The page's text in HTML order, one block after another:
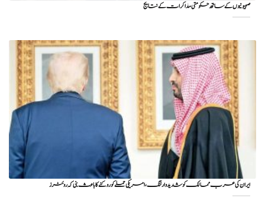
صہیونیوں کے ساتھ حکومتی مذاکرات کے نتایج
ایران کی عرب ممالک کو شدید وارننگ، امریکی حملے کو روکنے کا باعث بنی کہ روئٹرز